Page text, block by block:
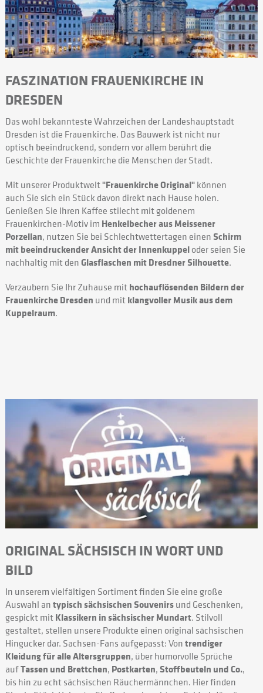
ORIGINAL SÄCHSISCH IN WORT UND
BILD
In unserem vielfältigen Sortiment finden Sie eine große
Auswahl antypisch sächsischen Souvenirsund Geschenken,
gespickt mitKlassikern in sächsischer Mundart. Stilvoll
gestaltet, stellen unsere Produkte einen original sächsischen
Hingucker dar. Sachsen-Fans aufgepasst: Vontrendiger
Kleidung für alle Altersgruppen, über humorvolle Sprüche
aufTassen und Brettchen, Postkarten, Stoffbeuteln und Co.,
bis hin zu echt sächsischen Räuchermännchen. Hier finden
FASZINATION FRAUENKIRCHE IN
DRESDEN
Das wohl bekannteste Wahrzeichen der Landeshauptstadt
Dresden ist die Frauenkirche. Das Bauwerk ist nicht nur
optisch beeindruckend, sondern vor allem berührt die
Geschichte der Frauenkirche die Menschen der Stadt.
Mit unserer Produktwelt"Frauenkirche Original"können
auch Sie sich ein Stück davon direkt nach Hause holen.
Genießen Sie Ihren Kaffee stilecht mit goldenem
Frauenkirchen-Motiv im Henkelbecher aus Meissener
Porzellan, nutzen Sie bei Schlechtwettertagen einen Schirm
mit beeindruckender Ansicht der Innenkuppeloder seien Sie
nachhaltig mit denGlasflaschen mit Dresdner Silhouette.
Verzaubern Sie Ihr Zuhause mithochauflösenden Bildern der
Frauenkirche Dresden und mitklangvoller Musik aus dem
Kuppelraum.